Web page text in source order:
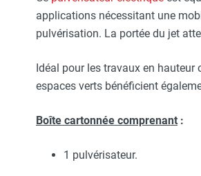
Scie circulaire compacte
Carotteuse électrique à eau
Carotteuse électrique
Protecteur d'oreilles avec
applications nécessitant une
pulvérisation. La portée du jet
Idéal pour les travaux en hauteur
espaces verts bénéficient
Boîte cartonnée comprenant :
1 pulvérisateur.